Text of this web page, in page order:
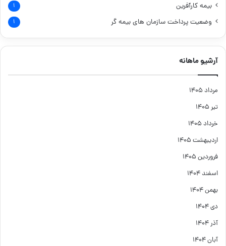
بیمه کارآفرین ۱
وضعیت پرداخت سازمان های بیمه گر ۱
آرشیو ماهانه
مرداد ۱۴۰۵
تیر ۱۴۰۵
خرداد ۱۴۰۵
اردیبهشت ۱۴۰۵
فروردین ۱۴۰۵
اسفند ۱۴۰۴
بهمن ۱۴۰۴
دی ۱۴۰۴
آذر ۱۴۰۴
آبان ۱۴۰۴